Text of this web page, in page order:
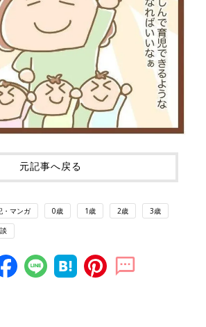
元記事へ戻る
・マンガ 0歳 1歳 2歳 3歳